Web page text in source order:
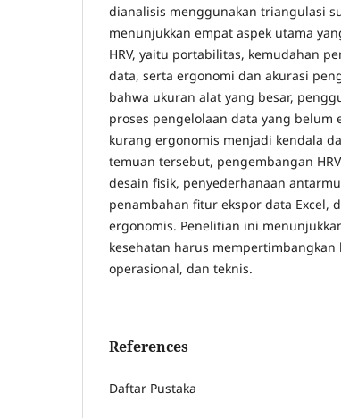
dianalisis menggunakan triangulasi
menunjukkan empat aspek utama
HRV, yaitu portabilitas, kemudahan
data, serta ergonomi dan akurasi
bahwa ukuran alat yang besar,
proses pengelolaan data yang belum
kurang ergonomis menjadi kendala
temuan tersebut, pengembangan
desain fisik, penyederhanaan
penambahan fitur ekspor data Excel,
ergonomis. Penelitian ini
kesehatan harus
operasional, dan teknis.
References
Daftar Pustaka